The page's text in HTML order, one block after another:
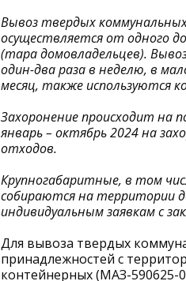
Вывоз твердых
осуществляется от одного
(тара домовладельцев).
один-два раза в неделю, в
месяц, также используются
Захоронение происходит на
январь – октябрь 2024 на
отходов.
Крупногабаритные, в том
собираются на территории
индивидуальным заявкам с
Для вывоза твердых
принадлежностей с
контейнерных (МАЗ-590625-